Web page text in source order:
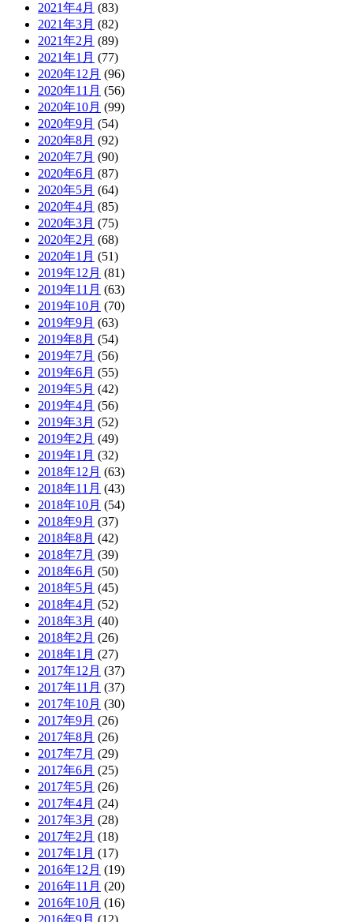
2021年4月 (83)
2021年3月 (82)
2021年2月 (89)
2021年1月 (77)
2020年12月 (96)
2020年11月 (56)
2020年10月 (99)
2020年9月 (54)
2020年8月 (92)
2020年7月 (90)
2020年6月 (87)
2020年5月 (64)
2020年4月 (85)
2020年3月 (75)
2020年2月 (68)
2020年1月 (51)
2019年12月 (81)
2019年11月 (63)
2019年10月 (70)
2019年9月 (63)
2019年8月 (54)
2019年7月 (56)
2019年6月 (55)
2019年5月 (42)
2019年4月 (56)
2019年3月 (52)
2019年2月 (49)
2019年1月 (32)
2018年12月 (63)
2018年11月 (43)
2018年10月 (54)
2018年9月 (37)
2018年8月 (42)
2018年7月 (39)
2018年6月 (50)
2018年5月 (45)
2018年4月 (52)
2018年3月 (40)
2018年2月 (26)
2018年1月 (27)
2017年12月 (37)
2017年11月 (37)
2017年10月 (30)
2017年9月 (26)
2017年8月 (26)
2017年7月 (29)
2017年6月 (25)
2017年5月 (26)
2017年4月 (24)
2017年3月 (28)
2017年2月 (18)
2017年1月 (17)
2016年12月 (19)
2016年11月 (20)
2016年10月 (16)